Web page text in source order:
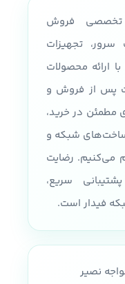
فروش
تجهیزات
ارائه محصولات
پس از فروش و
مطمئن در خرید،
شبکه و
می‌کنیم. رضایت
سریع،
فیدار است.
نصیر